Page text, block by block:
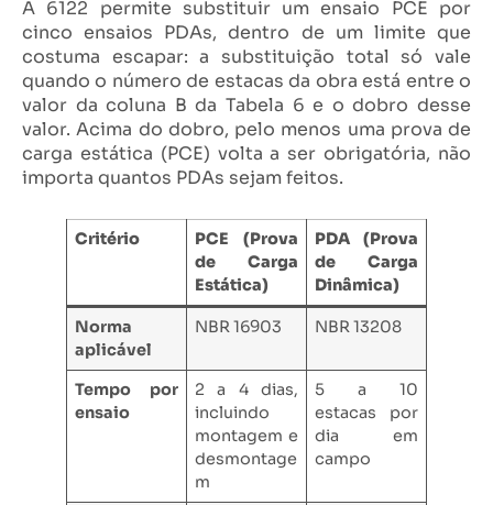
A 6122 permite substituir um ensaio PCE por
cinco ensaios PDAs, dentro de um limite que
costuma escapar: a substituição total só vale
quando o número de estacas da obra está entre o
valor da coluna B da Tabela 6 e o dobro desse
valor. Acima do dobro, pelo menos uma prova de
carga estática (PCE) volta a ser obrigatória, não
importa quantos PDAs sejam feitos.
Critério
PCE (Prova
de Carga
Estática)
PDA (Prova
de Carga
Dinâmica)
Norma
aplicável
NBR 16903 NBR 13208
Tempo por
ensaio
2 a 4 dias,
incluindo
montagem e
desmontage
m
5 a 10
estacas por
dia em
campo